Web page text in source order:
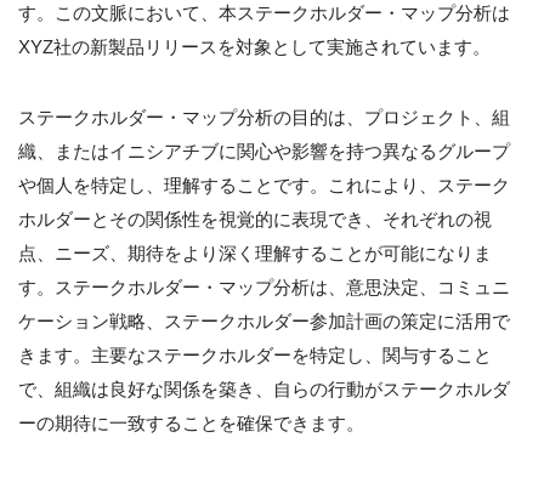
す。この文脈において、本ステークホルダー・マップ分析は
XYZ社の新製品リリースを対象として実施されています。
ステークホルダー・マップ分析の目的は、プロジェクト、組
織、またはイニシアチブに関心や影響を持つ異なるグループ
や個人を特定し、理解することです。これにより、ステーク
ホルダーとその関係性を視覚的に表現でき、それぞれの視
点、ニーズ、期待をより深く理解することが可能になりま
す。ステークホルダー・マップ分析は、意思決定、コミュニ
ケーション戦略、ステークホルダー参加計画の策定に活用で
きます。主要なステークホルダーを特定し、関与すること
で、組織は良好な関係を築き、自らの行動がステークホルダ
ーの期待に一致することを確保できます。